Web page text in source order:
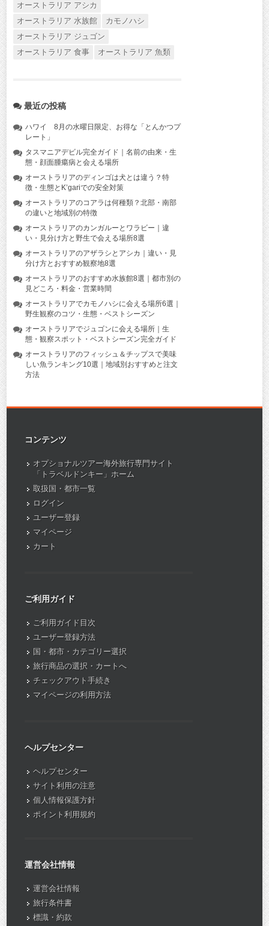
オーストラリア アシカ
オーストラリア 水族館
カモノハシ
オーストラリア ジュゴン
オーストラリア 食事
オーストラリア 魚類
最近の投稿
ハワイ 8月の水曜日限定、お得な「とんかつプ
レート」
タスマニアデビル完全ガイド｜名前の由来・生
態・顔面腫瘍病と会える場所
オーストラリアのディンゴは犬とは違う？特
徴・生態とK’gariでの安全対策
オーストラリアのコアラは何種類？北部・南部
の違いと地域別の特徴
オーストラリアのカンガルーとワラビー｜違
い・見分け方と野生で会える場所8選
オーストラリアのアザラシとアシカ｜違い・見
分け方とおすすめ観察地8選
オーストラリアのおすすめ水族館8選｜都市別の
見どころ・料金・営業時間
オーストラリアでカモノハシに会える場所6選｜
野生観察のコツ・生態・ベストシーズン
オーストラリアでジュゴンに会える場所｜生
態・観察スポット・ベストシーズン完全ガイド
オーストラリアのフィッシュ＆チップスで美味
しい魚ランキング10選｜地域別おすすめと注文
方法
コンテンツ
オプショナルツアー海外旅行専門サイト
「トラベルドンキー」ホーム
取扱国・都市一覧
ログイン
ユーザー登録
マイページ
カート
ご利用ガイド
ご利用ガイド目次
ユーザー登録方法
国・都市・カテゴリー選択
旅行商品の選択・カートへ
チェックアウト手続き
マイページの利用方法
ヘルプセンター
ヘルプセンター
サイト利用の注意
個人情報保護方針
ポイント利用規約
運営会社情報
運営会社情報
旅行条件書
標識・約款